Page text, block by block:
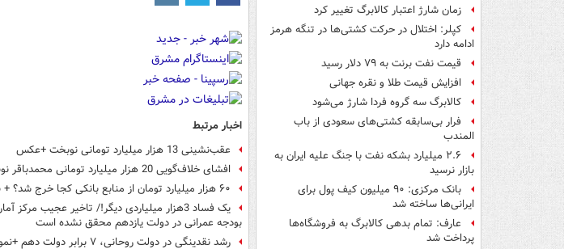
زمان شارژ اعتبار کالابرگ تغییر کرد
کپلر: اختلال در حرکت کشتی‌ها در تنگه هرمز
ادامه دارد
قیمت نفت برنت به ۷۹ دلار رسید
افزایش قیمت طلا و نقره جهانی
کالابرگ سه گروه فردا شارژ می‌شود
فرار بی‌سابقه کشتی‌های سعودی از باب
المندب
۲.۶ میلیارد بشکه نفت با جنگ علیه ایران به
بازار نرسید
بانک مرکزی: ۹۰ میلیون کیف پول برای
ایرانی‌ها ساخته شد
عارف: تمام بدهی کالابرگ به فروشگاه‌ها
پرداخت شد
اخبار مرتبط
عقب‌نشینی 13 هزار میلیارد تومانی نوبخت +عکس
افشای خلاف‌گویی 20 هزار میلیارد تومانی محمدباقر نوبخت +سند
۶۰ هزار میلیارد تومان از منابع بانکی کجا خرج شد؟ + نمودار
بودجه عمرانی در دولت یازدهم محقق نشده است
رشد نقدینگی در دولت روحانی، ۷ برابر دولت دهم +نمودار